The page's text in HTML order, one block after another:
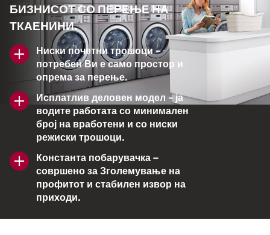
БИЗНИСОТ СО ПЕРЕЊЕ НА
ТКАЕНИНИ.
Ниски почетни трошоци -
потребен Ви е само простор и
опрема за перење.
Исплатлив деловен модел - ја
водите работата со минимален
број на вработени и со ниски
режиски трошоци.
Константа побарувачка –
совршено за Зголемување на
профитот и стабилен извор на
приходи.